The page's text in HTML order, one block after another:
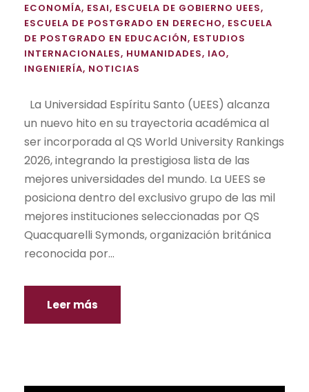
ECONOMÍA, ESAI, ESCUELA DE GOBIERNO UEES,
ESCUELA DE POSTGRADO EN DERECHO, ESCUELA
DE POSTGRADO EN EDUCACIÓN, ESTUDIOS
INTERNACIONALES, HUMANIDADES, IAO,
INGENIERÍA, NOTICIAS
La Universidad Espíritu Santo (UEES) alcanza
un nuevo hito en su trayectoria académica al
ser incorporada al QS World University Rankings
2026, integrando la prestigiosa lista de las
mejores universidades del mundo. La UEES se
posiciona dentro del exclusivo grupo de las mil
mejores instituciones seleccionadas por QS
Quacquarelli Symonds, organización británica
reconocida por...
Leer más